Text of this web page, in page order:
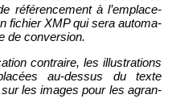
ré­fé­ren­ce­ment à l’em­pla­ce­
fi­chier XMP qui sera au­to­ma­
de conver­sion.
contraire, les illus­tra­tions
au-des­sus du texte
les images pour les agran­